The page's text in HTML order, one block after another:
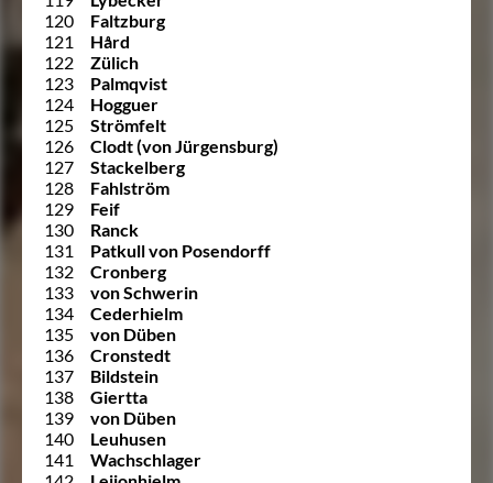
120
Faltzburg
121
Hård
122
Zülich
123
Palmqvist
124
Hogguer
125
Strömfelt
126
Clodt (von Jürgensburg)
127
Stackelberg
128
Fahlström
129
Feif
130
Ranck
131
Patkull von Posendorff
132
Cronberg
133
von Schwerin
134
Cederhielm
135
von Düben
136
Cronstedt
137
Bildstein
138
Giertta
139
von Düben
140
Leuhusen
141
Wachschlager